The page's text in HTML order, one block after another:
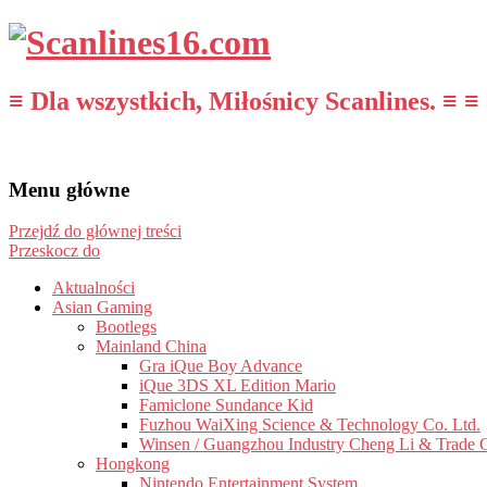
≡ Dla wszystkich, Miłośnicy Scanlines. ≡ ≡
Menu główne
Przejdź do głównej treści
Przeskocz do
Aktualności
Asian Gaming
Bootlegs
Mainland China
Gra iQue Boy Advance
iQue 3DS XL Edition Mario
Famiclone Sundance Kid
Fuzhou WaiXing Science & Technology Co. Ltd.
Winsen / Guangzhou Industry Cheng Li & Trade
Hongkong